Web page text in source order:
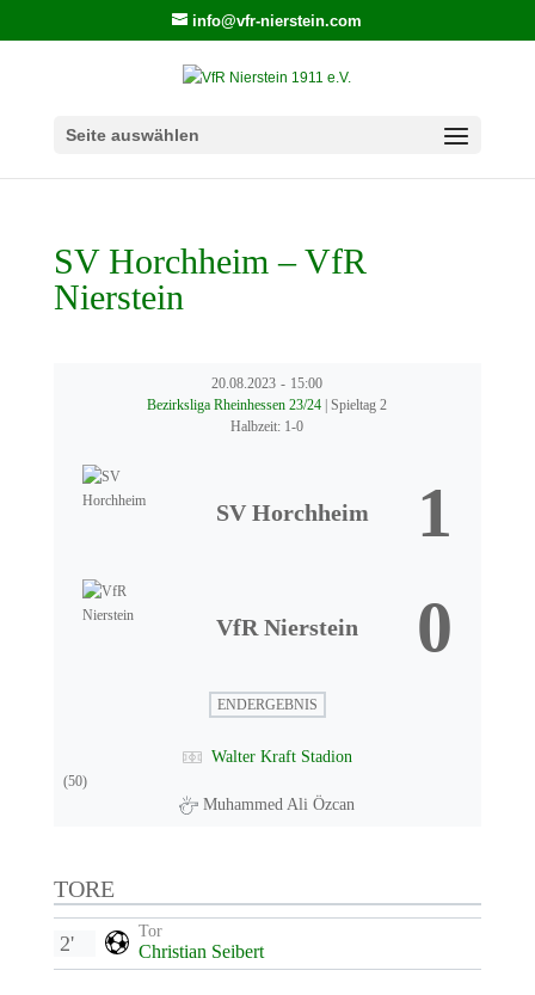
info@vfr-nierstein.com
Seite auswählen
SV Horchheim – VfR
Nierstein
20.08.2023 - 15:00
Bezirksliga Rheinhessen 23/24 | Spieltag 2
Halbzeit: 1-0
SV Horchheim 1
VfR Nierstein 0
ENDERGEBNIS
Walter Kraft Stadion
(50)
Muhammed Ali Özcan
TORE
Tor
Christian Seibert
2'